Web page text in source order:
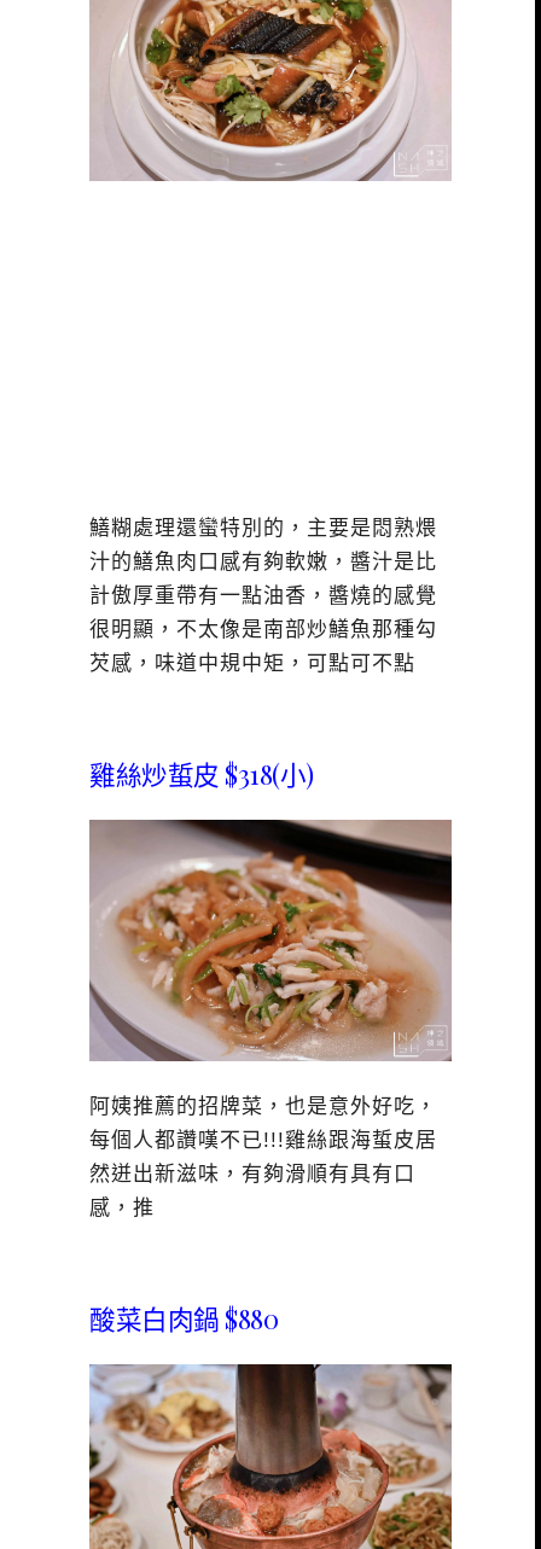
鱔糊處理還蠻特別的，主要是悶熟煨
汁的鱔魚肉口感有夠軟嫩，醬汁是比
計傲厚重帶有一點油香，醬燒的感覺
很明顯，不太像是南部炒鱔魚那種勾
芡感，味道中規中矩，可點可不點
雞絲炒蜇皮 $318(小)
阿姨推薦的招牌菜，也是意外好吃，
每個人都讚嘆不已!!!雞絲跟海蜇皮居
然迸出新滋味，有夠滑順有具有口
感，推
酸菜白肉鍋 $880